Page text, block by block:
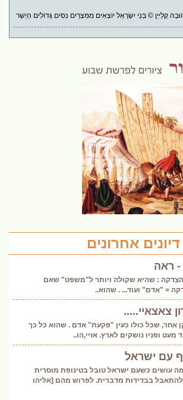
קְלַייְן © בְּנֵי יִשְׂרָאֵל יוֹצְאִים מִמִּצְרַיִם נִסִּים גְּדוֹלִים הַיְשַׁר
דיונים אחרונים
ראה
: שהיא שקולה ויותר ל"משפט" שאם
= "אדם" ועוד... . שהוא..
צאצאיי.....
אחר, שכל כולו כעין "פקעת" אדם . שהוא כל כך
ופניו נושקים לארץ. אזיי,הו..
עם ישראל
עושים כשעם ישראל טובל בטינופת מוסרית
להתאבל בבדידות מדברית. לפרוש מהם [אליהו